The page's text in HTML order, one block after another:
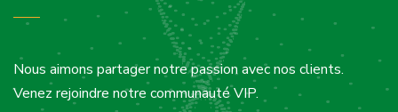
Nous aimons partager notre passion avec nos clients.
Venez rejoindre notre communauté VIP.